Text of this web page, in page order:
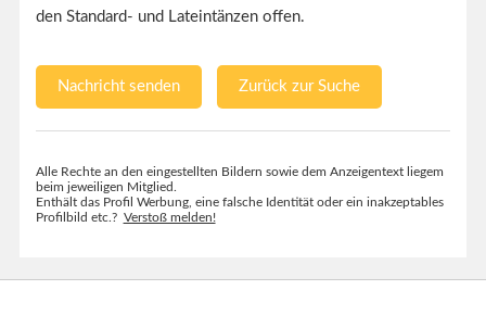
den Standard- und Lateintänzen offen.
Nachricht senden Zurück zur Suche
Alle Rechte an den eingestellten Bildern sowie dem Anzeigentext liegem
beim jeweiligen Mitglied.
Enthält das Profil Werbung, eine falsche Identität oder ein inakzeptables
Profilbild etc.? Verstoß melden!